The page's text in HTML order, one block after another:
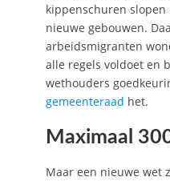
kippenschuren
nieuwe gebouwen.
arbeidsmigranten
alle regels voldoet en
wethouders
gemeenteraad het.
Maximaal
Maar een nieuwe wet